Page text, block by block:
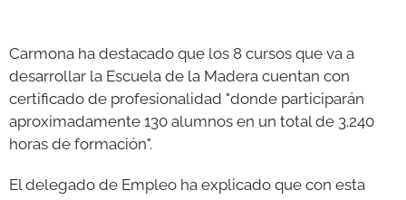
Carmona ha destacado que los 8 cursos que va a
desarrollar la Escuela de la Madera cuentan con
certificado de profesionalidad "donde participarán
aproximadamente 130 alumnos en un total de 3.240
horas de formación".
El delegado de Empleo ha explicado que con esta